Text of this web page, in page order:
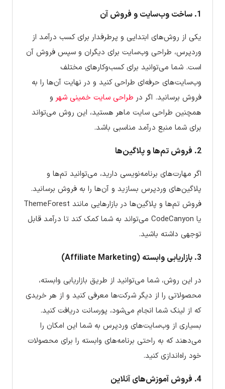
1. ساخت وب‌سایت و فروش آن
یکی از روش‌های ابتدایی و پرطرفدار برای کسب درآمد از
وردپرس، طراحی وب‌سایت برای دیگران و سپس فروش آن
است. شما می‌توانید برای کسب‌وکارهای مختلف
وب‌سایت‌های حرفه‌ای طراحی کنید و در نهایت آن‌ها را به
فروش برسانید. اگر در طراحی سایت خمینی شهر و
همچنین طراحی سایت ماهر هستید، این روش می‌تواند
برای شما منبع درآمد مناسبی باشد.
2. فروش تم‌ها و پلاگین‌ها
اگر مهارت‌های برنامه‌نویسی دارید، می‌توانید تم‌ها و
پلاگین‌های وردپرس بسازید و آن‌ها را به فروش برسانید.
فروش تم‌ها و پلاگین‌ها در بازارهایی مانند ThemeForest
یا CodeCanyon می‌تواند به شما کمک کند تا درآمد قابل
توجهی داشته باشید.
3. بازاریابی وابسته (Affiliate Marketing)
در این روش، شما می‌توانید از طریق بازاریابی وابسته،
محصولاتی را از دیگر شرکت‌ها معرفی کنید و از هر خریدی
که از لینک شما انجام می‌شود، پورسانت دریافت کنید.
بسیاری از وب‌سایت‌های وردپرس به شما این امکان را
می‌دهند که به راحتی برنامه‌های وابسته را برای محصولات
خود راه‌اندازی کنید.
4. فروش آموزش‌های آنلاین